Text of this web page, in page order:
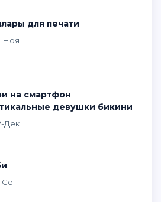
для печати
Ноя
девушки бикини
Дек
Сен